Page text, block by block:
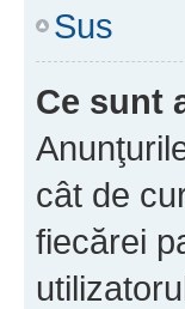
Sus
Ce sunt
cât de
fiecărei